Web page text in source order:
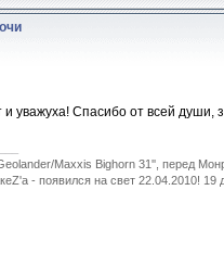
уважуха! Спасибо от всей души,
Maxxis Bighorn 31'', перед
- появился на свет 22.04.2010!